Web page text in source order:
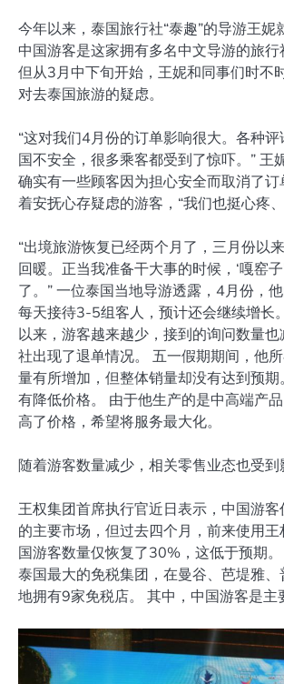
今年以来，泰国旅行社“泰趣”的导游王妮
中国游客是这家拥有多名中文导游的旅行
但从3月中下旬开始，王妮和同事们时不
对去泰国旅游的疑虑。
“这对我们4月份的订单影响很大。各种
国不安全，很多乘客都受到了惊吓。” 王
确实有一些顾客因为担心安全而取消了
着安抚心存疑虑的游客，“我们也挺心疼
“出境旅游恢复已经两个月了，三月份以
回暖。正当我准备干大事的时候，‘嘎窑
了。” 一位泰国当地导游透露，4月份，
每天接待3-5组客人，预计还会继续增长
以来，游客越来越少，接到的询问数量
社出现了退单情况。 五一假期期间，他
量有所增加，但整体销量却没有达到预
有降低价格。 由于他生产的是中高端产
高了价格，希望将服务最大化。
随着游客数量减少，相关零售业态也受到
王权集团首席执行官近日表示，中国游
的主要市场，但过去四个月，前来使用王
国游客数量仅恢复了30%，这低于预期
泰国最大的免税集团，在曼谷、芭堤雅
地拥有9家免税店。 其中，中国游客是主